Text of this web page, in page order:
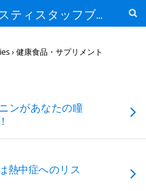
アイエスティスタッフブログ
› 健康食品・サプリメント
ンがあなたの瞳
熱中症へのリス